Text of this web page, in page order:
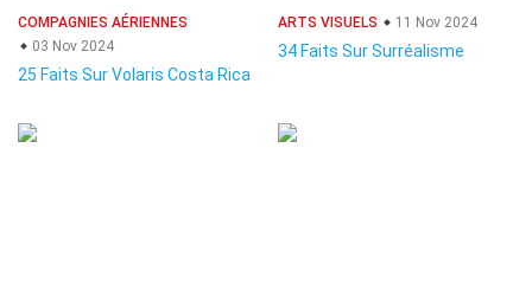
COMPAGNIES AÉRIENNES
03 Nov 2024
25 Faits Sur Volaris Costa Rica
ARTS VISUELS 11 Nov 2024
34 Faits Sur Surréalisme